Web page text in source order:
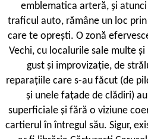
emblematica arteră, și
traficul auto, rămâne un loc
care te oprești. O zonă
Vechi, cu localurile sale multe
gust și improvizație, de
reparațiile care s-au făcut (de
și unele fațade de clădiri)
superficiale și fără o viziune
cartierul în întregul său. Sigur,